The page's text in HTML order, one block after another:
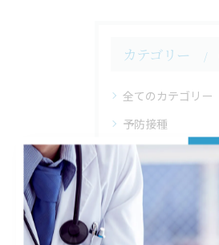
カテゴリー
全てのカテゴリー
予防接種
訪問診療
内視鏡
エコー
大腸カメラ